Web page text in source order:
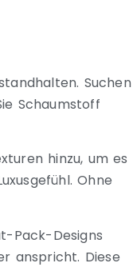
Suchen
Schaumstoff
hinzu, um es
Ohne
Pack-Designs
anspricht. Diese